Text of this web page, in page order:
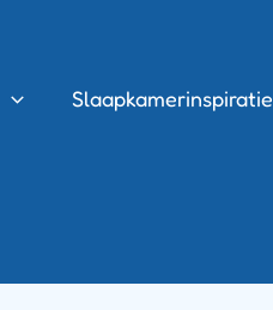
Slaapkamerinspiratie